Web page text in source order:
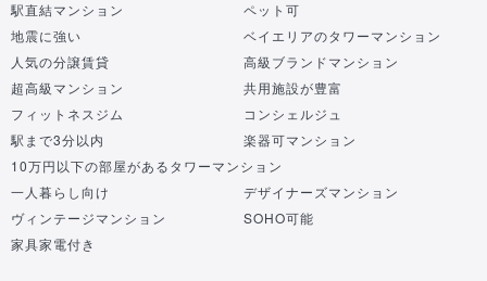
駅直結マンション
ペット可
地震に強い
ベイエリアのタワーマンション
人気の分譲賃貸
高級ブランドマンション
超高級マンション
共用施設が豊富
フィットネスジム
コンシェルジュ
駅まで3分以内
楽器可マンション
10万円以下の部屋があるタワーマンション
一人暮らし向け
デザイナーズマンション
ヴィンテージマンション
SOHO可能
家具家電付き